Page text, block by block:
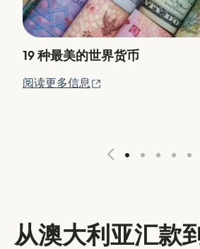
19 种最美的世界货币
阅读更多信息
从澳大利亚汇款